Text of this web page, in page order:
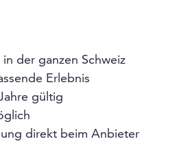
der ganzen Schweiz
Erlebnis
gültig
direkt beim Anbieter